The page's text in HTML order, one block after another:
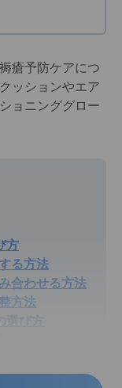
瘡予防ケアにつ
ッションやエア
ョニンググロー
方
る方法
合わせる方法
方法